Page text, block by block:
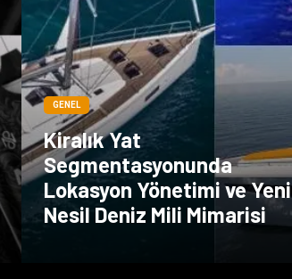
GENEL
Kiralık Yat
Segmentasyonunda
Lokasyon Yönetimi ve Yeni
Nesil Deniz Mili Mimarisi